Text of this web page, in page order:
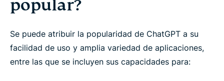
popular?
Se puede atribuir la popularidad de ChatGPT a su
facilidad de uso y amplia variedad de aplicaciones,
entre las que se incluyen sus capacidades para: